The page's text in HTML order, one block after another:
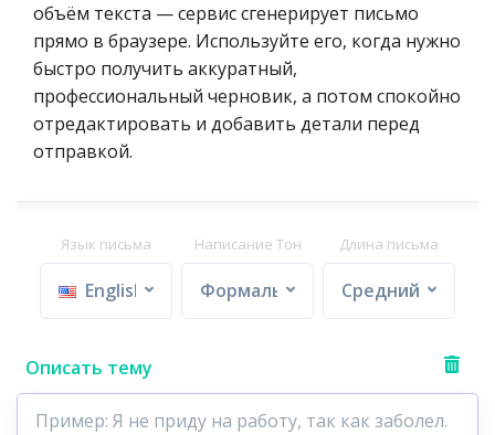
объём текста — сервис сгенерирует письмо
прямо в браузере. Используйте его, когда нужно
быстро получить аккуратный,
профессиональный черновик, а потом спокойно
отредактировать и добавить детали перед
отправкой.
Язык письма
English
Написание Тон
Формальный
Длина письма
Средний
Описать тему